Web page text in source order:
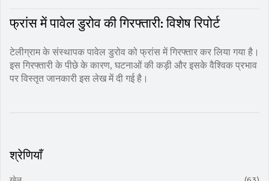
फ्रांस में पावेल डुरोव की गिरफ्तारी: विशेष रिपोर्ट
टेलीग्राम के संस्थापक पावेल डुरोव को फ्रांस में गिरफ्तार कर लिया गया है।
इस गिरफ्तारी के पीछे के कारण, घटनाओं की कड़ी और इसके वैश्विक प्रभाव
पर विस्तृत जानकारी इस लेख में दी गई है।
श्रेणियाँ